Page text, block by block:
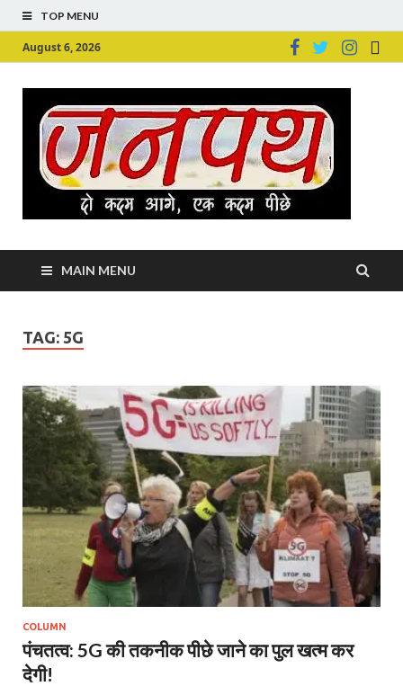
TOP MENU
August 6, 2026
MAIN MENU
TAG: 5G
COLUMN
पंचतत्व: 5G की तकनीक पीछे जाने का पुल खत्म कर
देगी!